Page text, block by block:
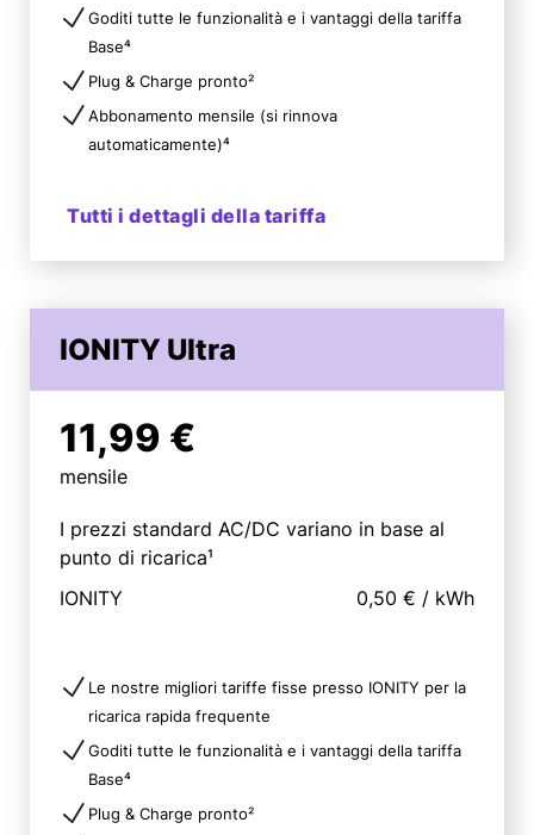
Goditi tutte le funzionalità e i vantaggi della tariffa
Base⁴
Plug & Charge pronto²
Abbonamento mensile (si rinnova
automaticamente)⁴
Tutti i dettagli della tariffa
IONITY Ultra
11,99 €
mensile
I prezzi standard AC/DC variano in base al
punto di ricarica¹
IONITY
0,50 € / kWh
Le nostre migliori tariffe fisse presso IONITY per la
ricarica rapida frequente
Goditi tutte le funzionalità e i vantaggi della tariffa
Base⁴
Plug & Charge pronto²